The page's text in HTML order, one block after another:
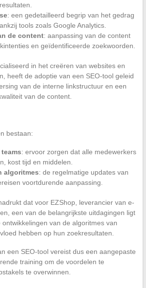
: een gedetailleerd begrip van het gedrag
tools zoals Google Analytics.
de content: aanpassing van de content
en geïdentificeerde zoekwoorden.
in het creëren van websites en
heeft de adoptie van een SEO-tool geleid
van de interne linkstructuur en een
van de content.
bestaan:
: ervoor zorgen dat alle medewerkers
kost tijd en middelen.
algoritmes: de regelmatige updates van
voortdurende aanpassing.
dat voor EZShop, leverancier van e-
een van de belangrijkste uitdagingen ligt
van de algoritmes van
hebben op hun zoekresultaten.
een SEO-tool vereist dus een aangepaste
training om de voordelen te
te overwinnen.